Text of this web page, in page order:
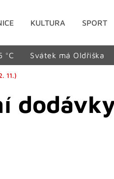
KULTURA SPORT
°C Svátek má Oldřiška
11.)